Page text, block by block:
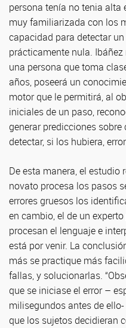
persona tenía no tenia alta
muy familiarizada con los
capacidad para detectar
prácticamente nula.
una persona que toma
años, poseerá un
motor que le permitirá, al
iniciales de un paso,
generar predicciones
detectar, si los hubiera,
De esta manera, el estudio
novato procesa los pasos
errores gruesos los
en cambio, el de un
procesan el lenguaje e
está por venir. La
más se practique más
fallas, y solucionarlas.
que se iniciase el error –
milisegundos antes de
que los sujetos decidieran